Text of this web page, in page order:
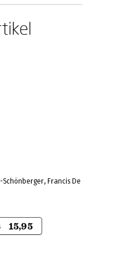
Francis De
15,95